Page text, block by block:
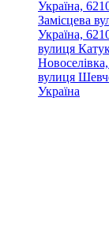
Україна,
Замісцева
Україна,
вулиця
вулиця
Україна